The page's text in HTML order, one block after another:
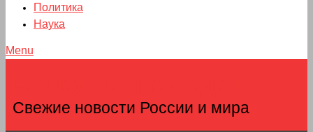
Политика
Наука
Menu
Свежие новости России и мира